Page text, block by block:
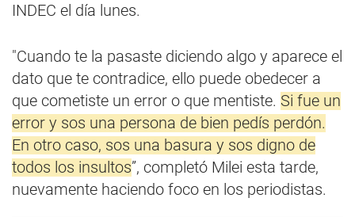
INDEC el día lunes.
"Cuando te la pasaste diciendo algo y aparece el
dato que te contradice, ello puede obedecer a
que cometiste un error o que mentiste. Si fue un
error y sos una persona de bien pedís perdón.
En otro caso, sos una basura y sos digno de
todos los insultos”, completó Milei esta tarde,
nuevamente haciendo foco en los periodistas.